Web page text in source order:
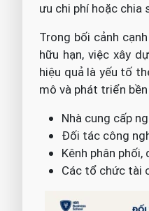
ưu chi phí hoặc chia
Trong bối cảnh
hữu hạn, việc xây
hiệu quả là yếu tố
mô và phát triển
Nhà cung cấp
Đối tác công
Kênh phân phối,
Các tổ chức tài